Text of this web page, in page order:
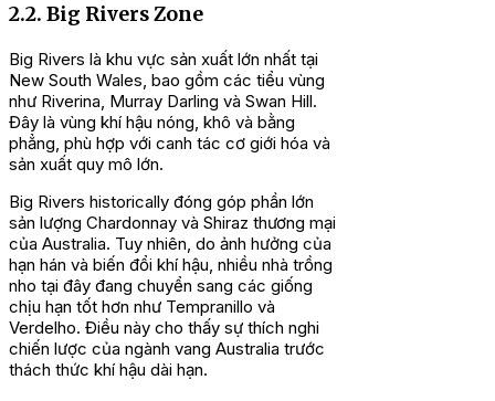
2.2. Big Rivers Zone
Big Rivers là khu vực sản xuất lớn nhất tại
New South Wales, bao gồm các tiểu vùng
như Riverina, Murray Darling và Swan Hill.
Đây là vùng khí hậu nóng, khô và bằng
phẳng, phù hợp với canh tác cơ giới hóa và
sản xuất quy mô lớn.
Big Rivers historically đóng góp phần lớn
sản lượng Chardonnay và Shiraz thương mại
của Australia. Tuy nhiên, do ảnh hưởng của
hạn hán và biến đổi khí hậu, nhiều nhà trồng
nho tại đây đang chuyển sang các giống
chịu hạn tốt hơn như Tempranillo và
Verdelho. Điều này cho thấy sự thích nghi
chiến lược của ngành vang Australia trước
thách thức khí hậu dài hạn.